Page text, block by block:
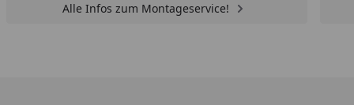
Alle Infos zum Montageservice!